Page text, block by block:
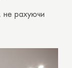
не рахуючи